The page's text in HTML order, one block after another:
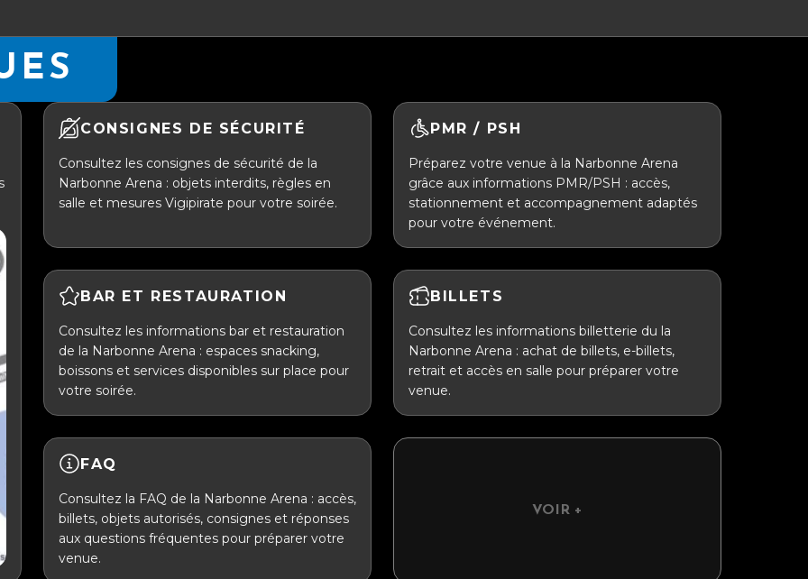
CONSIGNES DE SÉCURITÉ
Consultez les consignes de sécurité de la
Narbonne Arena : objets interdits, règles en
salle et mesures Vigipirate pour votre soirée.
PMR / PSH
Préparez votre venue à la Narbonne Arena
grâce aux informations PMR/PSH : accès,
stationnement et accompagnement adaptés
pour votre événement.
BAR ET RESTAURATION
Consultez les informations bar et restauration
de la Narbonne Arena : espaces snacking,
boissons et services disponibles sur place pour
votre soirée.
BILLETS
Consultez les informations billetterie du la
Narbonne Arena : achat de billets, e-billets,
retrait et accès en salle pour préparer votre
venue.
FAQ
Consultez la FAQ de la Narbonne Arena : accès,
billets, objets autorisés, consignes et réponses
aux questions fréquentes pour préparer votre
venue.
VOIR +